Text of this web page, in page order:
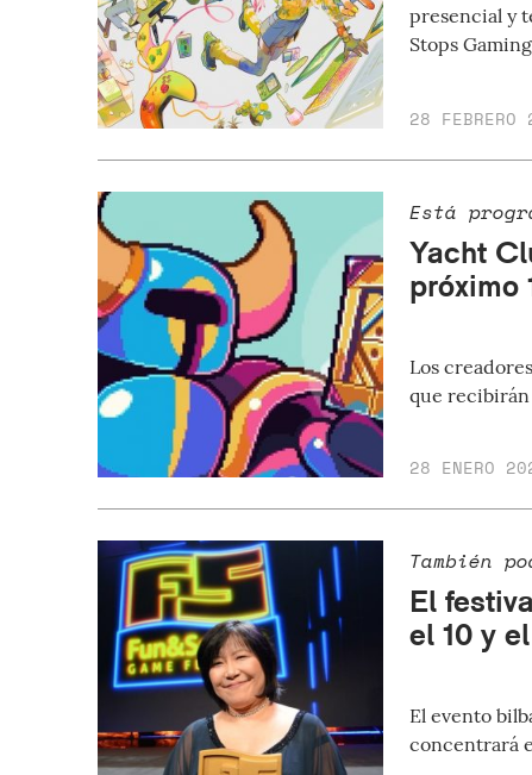
presencial y
Stops
28 FEBRERO
Está
Yacht
próximo
Los
que
28 ENERO
También
El
el 10 y
El evento
concentrará